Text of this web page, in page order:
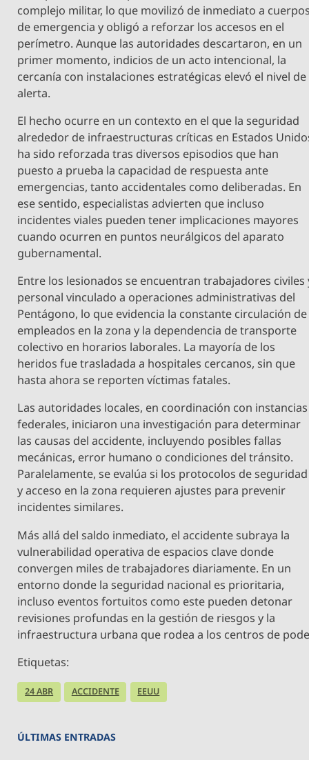
complejo militar, lo que movilizó de inmediato a
de emergencia y obligó a reforzar los accesos en el
perímetro. Aunque las autoridades descartaron, en un
primer momento, indicios de un acto intencional, la
cercanía con instalaciones estratégicas elevó el nivel de
alerta.
El hecho ocurre en un contexto en el que la seguridad
alrededor de infraestructuras críticas en Estados
ha sido reforzada tras diversos episodios que han
puesto a prueba la capacidad de respuesta ante
emergencias, tanto accidentales como deliberadas. En
ese sentido, especialistas advierten que incluso
incidentes viales pueden tener implicaciones mayores
cuando ocurren en puntos neurálgicos del aparato
gubernamental.
Entre los lesionados se encuentran trabajadores civiles
personal vinculado a operaciones administrativas del
Pentágono, lo que evidencia la constante circulación de
empleados en la zona y la dependencia de transporte
colectivo en horarios laborales. La mayoría de los
heridos fue trasladada a hospitales cercanos, sin que
hasta ahora se reporten víctimas fatales.
Las autoridades locales, en coordinación con instancias
federales, iniciaron una investigación para determinar
las causas del accidente, incluyendo posibles fallas
mecánicas, error humano o condiciones del tránsito.
Paralelamente, se evalúa si los protocolos de seguridad
y acceso en la zona requieren ajustes para prevenir
incidentes similares.
Más allá del saldo inmediato, el accidente subraya la
vulnerabilidad operativa de espacios clave donde
convergen miles de trabajadores diariamente. En un
entorno donde la seguridad nacional es prioritaria,
incluso eventos fortuitos como este pueden detonar
revisiones profundas en la gestión de riesgos y la
infraestructura urbana que rodea a los centros de
Etiquetas:
24 ABR ACCIDENTE EEUU
ÚLTIMAS ENTRADAS